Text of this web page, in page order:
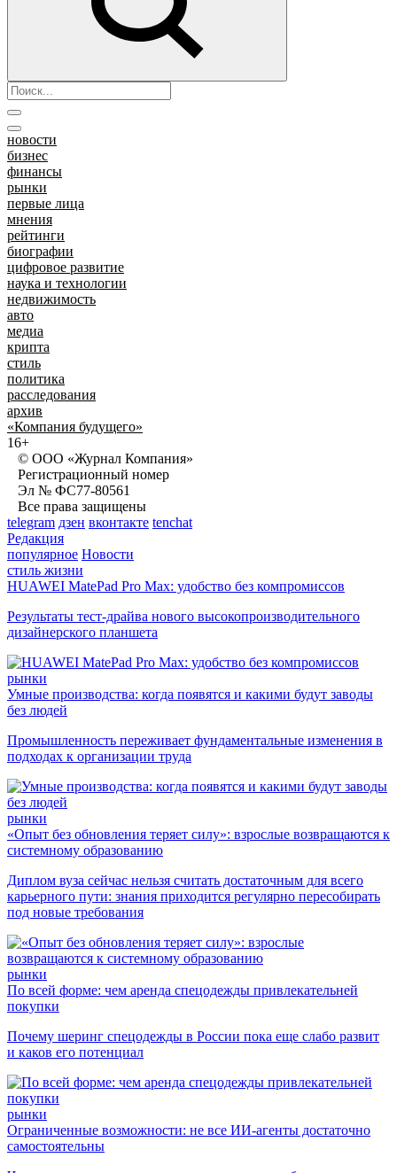
новости
бизнес
финансы
рынки
первые лица
мнения
рейтинги
биографии
цифровое развитие
наука и технологии
недвижимость
авто
медиа
крипта
стиль
политика
расследования
архив
«Компания будущего»
16+
© ООО «Журнал Компания»
Регистрационный номер
Эл № ФС77-80561
Все права защищены
telegram дзен вконтакте tenchat
Редакция
популярное Новости
стиль жизни
HUAWEI MatePad Pro Max: удобство без компромиссов
Результаты тест-драйва нового высокопроизводительного
дизайнерского планшета
рынки
Умные производства: когда появятся и какими будут заводы
без людей
Промышленность переживает фундаментальные изменения в
подходах к организации труда
рынки
«Опыт без обновления теряет силу»: взрослые возвращаются к
системному образованию
Диплом вуза сейчас нельзя считать достаточным для всего
карьерного пути: знания приходится регулярно пересобирать
под новые требования
рынки
По всей форме: чем аренда спецодежды привлекательней
покупки
Почему шеринг спецодежды в России пока еще слабо развит
и каков его потенциал
рынки
Ограниченные возможности: не все ИИ-агенты достаточно
самостоятельны